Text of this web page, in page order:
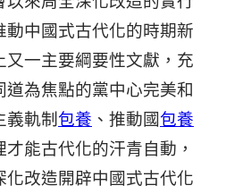
中國式古代化的時期新
一主要綱要性文獻，充
為焦點的黨中心完美和
義軌制包養 、推動國包養
能古代化的汗青自動，
改造開辟中國式古代化